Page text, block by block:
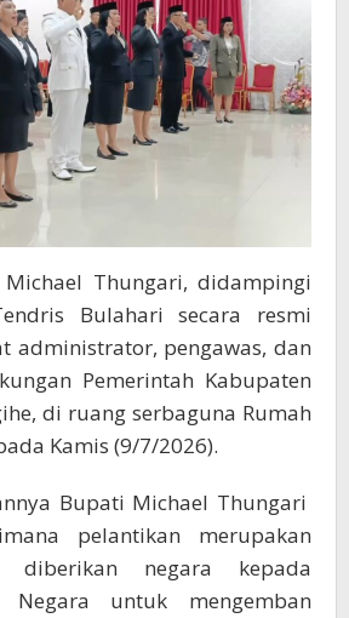
Thungari, didampingi
Bulahari secara resmi
administrator, pengawas, dan
Pemerintah Kabupaten
di ruang serbaguna Rumah
Kamis (9/7/2026).
Bupati Michael Thungari
pelantikan merupakan
diberikan negara kepada
untuk mengemban